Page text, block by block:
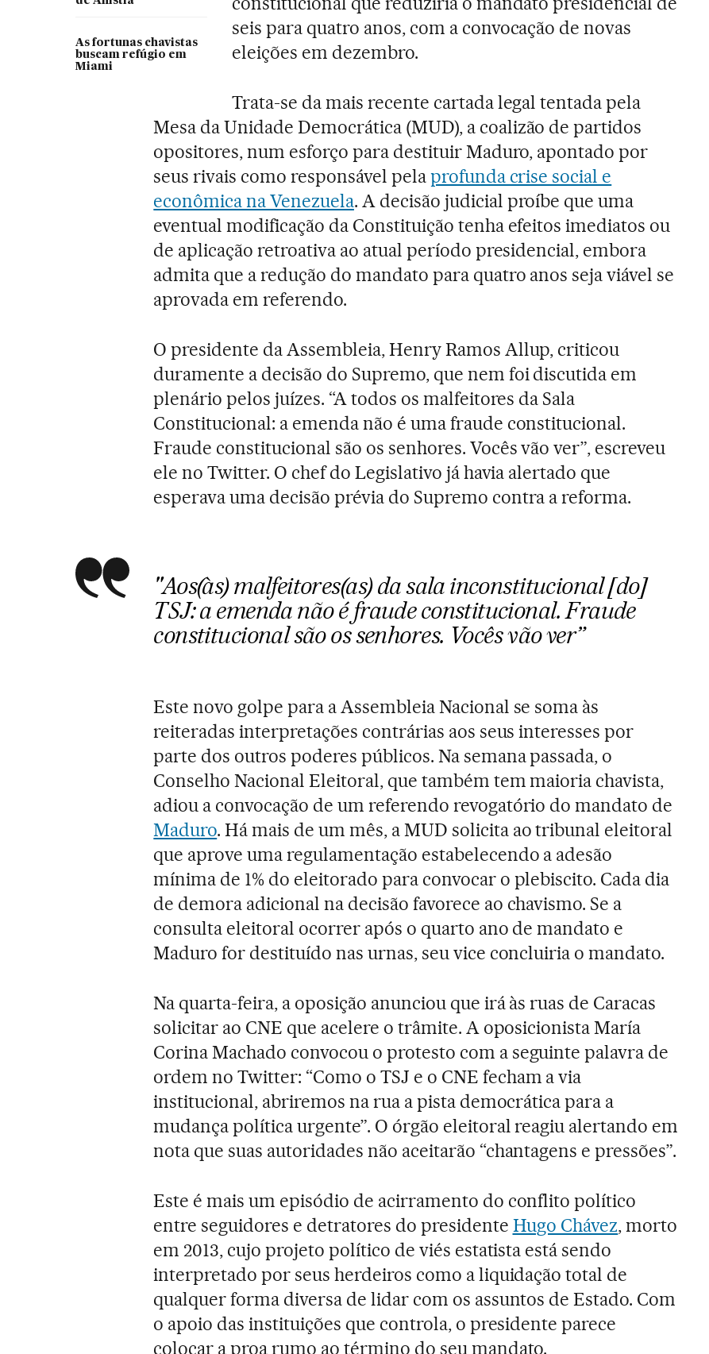
As fortunas chavistas
buscam refúgio em
Miami
seis para quatro anos, com a convocação de novas
eleições em dezembro.
Trata-se da mais recente cartada legal tentada pela
Mesa da Unidade Democrática (MUD), a coalizão de partidos
opositores, num esforço para destituir Maduro, apontado por
seus rivais como responsável pelaprofunda crise social e
econômica na Venezuela. A decisão judicial proíbe que uma
eventual modificação da Constituição tenha efeitos imediatos ou
de aplicação retroativa ao atual período presidencial, embora
admita que a redução do mandato para quatro anos seja viável se
aprovada em referendo.
O presidente da Assembleia, Henry Ramos Allup, criticou
duramente a decisão do Supremo, que nem foi discutida em
plenário pelos juízes. “A todos os malfeitores da Sala
Constitucional: a emenda não é uma fraude constitucional.
Fraude constitucional são os senhores. Vocês vão ver”, escreveu
ele no Twitter. O chef do Legislativo já havia alertado que
esperava uma decisão prévia do Supremo contra a reforma.
"Aos(às) malfeitores(as) da sala inconstitucional [do]
TSJ: a emenda não é fraude constitucional. Fraude
constitucional são os senhores. Vocês vão ver”
Este novo golpe para a Assembleia Nacional se soma às
reiteradas interpretações contrárias aos seus interesses por
parte dos outros poderes públicos. Na semana passada, o
Conselho Nacional Eleitoral, que também tem maioria chavista,
adiou a convocação de um referendo revogatório do mandato de
Maduro. Há mais de um mês, a MUD solicita ao tribunal eleitoral
que aprove uma regulamentação estabelecendo a adesão
mínima de 1% do eleitorado para convocar o plebiscito. Cada dia
de demora adicional na decisão favorece ao chavismo. Se a
consulta eleitoral ocorrer após o quarto ano de mandato e
Maduro for destituído nas urnas, seu vice concluiria o mandato.
Na quarta-feira, a oposição anunciou que irá às ruas de Caracas
solicitar ao CNE que acelere o trâmite. A oposicionista María
Corina Machado convocou o protesto com a seguinte palavra de
ordem no Twitter: “Como o TSJ e o CNE fecham a via
institucional, abriremos na rua a pista democrática para a
mudança política urgente”. O órgão eleitoral reagiu alertando em
nota que suas autoridades não aceitarão “chantagens e pressões”.
Este é mais um episódio de acirramento do conflito político
entre seguidores e detratores do presidente Hugo Chávez, morto
em 2013, cujo projeto político de viés estatista está sendo
interpretado por seus herdeiros como a liquidação total de
qualquer forma diversa de lidar com os assuntos de Estado. Com
o apoio das instituições que controla, o presidente parece
colocar a proa rumo ao término do seu mandato.